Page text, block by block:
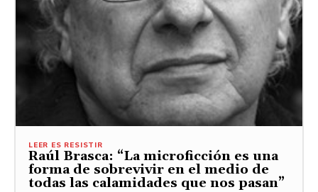
LEER ES RESISTIR
Raúl Brasca: “La microficción es una
forma de sobrevivir en el medio de
todas las calamidades que nos pasan”